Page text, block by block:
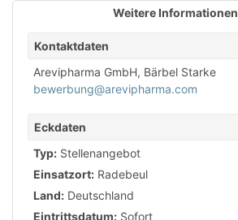
Weitere Informationen
Kontaktdaten
Arevipharma GmbH, Bärbel Starke
bewerbung@arevipharma.com
Eckdaten
Typ: Stellenangebot
Einsatzort: Radebeul
Land: Deutschland
Eintrittsdatum: Sofort